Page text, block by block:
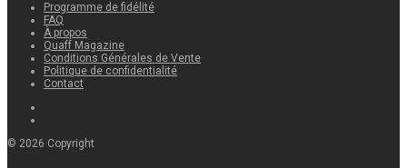
Programme de fidélité
FAQ
À propos
Quaff Magazine
Conditions Générales de Vente
Politique de confidentialité
Contact
© 2026 Copyright